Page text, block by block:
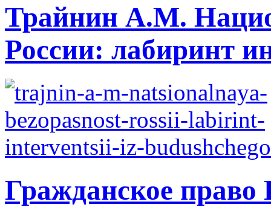
Трайнин А.М.
России: лабиринт
Гражданское право